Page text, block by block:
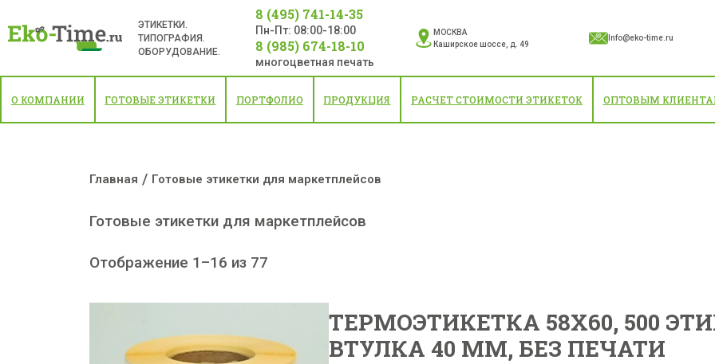
ЭТИКЕТКИ.
ТИПОГРАФИЯ.
ОБОРУДОВАНИЕ.
8 (495) 741-14-35
Пн-Пт: 08:00-18:00
8 (985) 674-18-10
многоцветная печать
МОСКВА
Каширское шоссе, д. 49
Info@eko-time.ru
О КОМПАНИИ ГОТОВЫЕ ЭТИКЕТКИ ПОРТФОЛИО ПРОДУКЦИЯ РАСЧЕТ СТОИМОСТИ ЭТИКЕТОК ОПТОВЫМ
Главная / Готовые этикетки для маркетплейсов
Готовые этикетки для маркетплейсов
Отображение 1–16 из 77
ТЕРМОЭТИКЕТКА 58X60, 500
ВТУЛКА 40 ММ, БЕЗ ПЕЧАТИ